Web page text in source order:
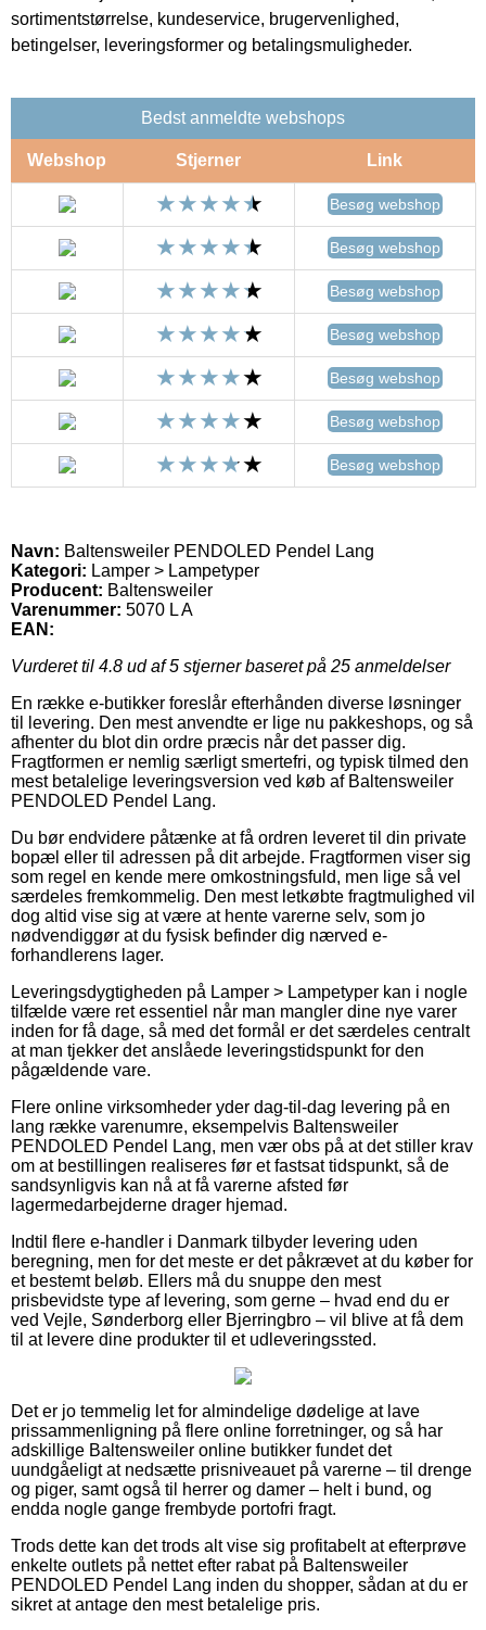
sortimentstørrelse, kundeservice, brugervenlighed,
betingelser, leveringsformer og betalingsmuligheder.
Bedst anmeldte webshops
Webshop Stjerner Link
Besøg webshop
Besøg webshop
Besøg webshop
Besøg webshop
Besøg webshop
Besøg webshop
Besøg webshop
Navn: Baltensweiler PENDOLED Pendel Lang
Kategori: Lamper > Lampetyper
Producent: Baltensweiler
Varenummer: 5070 L A
EAN:
Vurderet til 4.8 ud af 5 stjerner baseret på 25 anmeldelser
En række e-butikker foreslår efterhånden diverse løsninger
til levering. Den mest anvendte er lige nu pakkeshops, og så
afhenter du blot din ordre præcis når det passer dig.
Fragtformen er nemlig særligt smertefri, og typisk tilmed den
mest betalelige leveringsversion ved køb af Baltensweiler
PENDOLED Pendel Lang.
Du bør endvidere påtænke at få ordren leveret til din private
bopæl eller til adressen på dit arbejde. Fragtformen viser sig
som regel en kende mere omkostningsfuld, men lige så vel
særdeles fremkommelig. Den mest letkøbte fragtmulighed vil
dog altid vise sig at være at hente varerne selv, som jo
nødvendiggør at du fysisk befinder dig nærved e-
forhandlerens lager.
Leveringsdygtigheden på Lamper > Lampetyper kan i nogle
tilfælde være ret essentiel når man mangler dine nye varer
inden for få dage, så med det formål er det særdeles centralt
at man tjekker det anslåede leveringstidspunkt for den
pågældende vare.
Flere online virksomheder yder dag-til-dag levering på en
lang række varenumre, eksempelvis Baltensweiler
PENDOLED Pendel Lang, men vær obs på at det stiller krav
om at bestillingen realiseres før et fastsat tidspunkt, så de
sandsynligvis kan nå at få varerne afsted før
lagermedarbejderne drager hjemad.
Indtil flere e-handler i Danmark tilbyder levering uden
beregning, men for det meste er det påkrævet at du køber for
et bestemt beløb. Ellers må du snuppe den mest
prisbevidste type af levering, som gerne – hvad end du er
ved Vejle, Sønderborg eller Bjerringbro – vil blive at få dem
til at levere dine produkter til et udleveringssted.
Det er jo temmelig let for almindelige dødelige at lave
prissammenligning på flere online forretninger, og så har
adskillige Baltensweiler online butikker fundet det
uundgåeligt at nedsætte prisniveauet på varerne – til drenge
og piger, samt også til herrer og damer – helt i bund, og
endda nogle gange frembyde portofri fragt.
Trods dette kan det trods alt vise sig profitabelt at efterprøve
enkelte outlets på nettet efter rabat på Baltensweiler
PENDOLED Pendel Lang inden du shopper, sådan at du er
sikret at antage den mest betalelige pris.